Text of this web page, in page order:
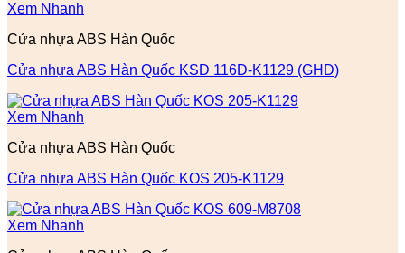
Xem Nhanh
Cửa nhựa ABS Hàn Quốc
Cửa nhựa ABS Hàn Quốc KSD 116D-K1129 (GHD)
Xem Nhanh
Cửa nhựa ABS Hàn Quốc
Cửa nhựa ABS Hàn Quốc KOS 205-K1129
Xem Nhanh